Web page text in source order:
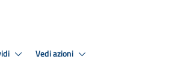
Vedi azioni